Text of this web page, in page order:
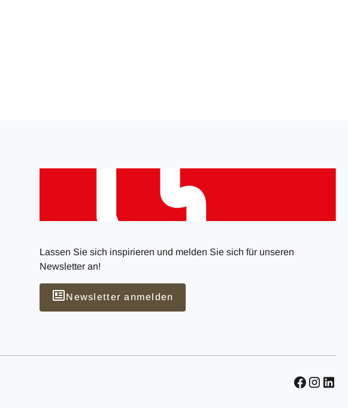
Lassen Sie sich inspirieren und melden Sie sich für unseren
Newsletter an!
Newsletter anmelden